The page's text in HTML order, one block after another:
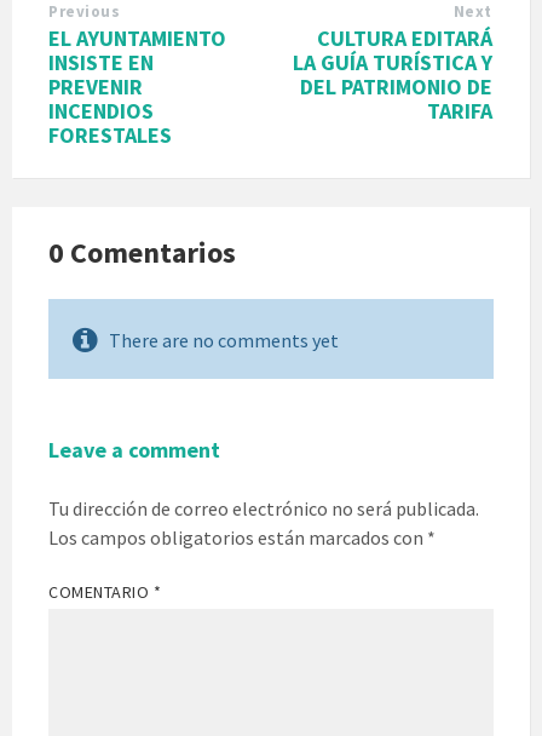
Previous
EL AYUNTAMIENTO
INSISTE EN
PREVENIR
INCENDIOS
FORESTALES
Next
CULTURA EDITARÁ
LA GUÍA TURÍSTICA Y
DEL PATRIMONIO DE
TARIFA
0 Comentarios
There are no comments yet
Leave a comment
Tu dirección de correo electrónico no será publicada.
Los campos obligatorios están marcados con *
COMENTARIO *